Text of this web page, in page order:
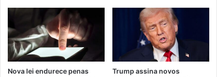
Nova lei endurece penas
Trump assina novos